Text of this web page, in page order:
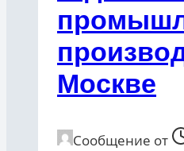
Москве
Сообщение от